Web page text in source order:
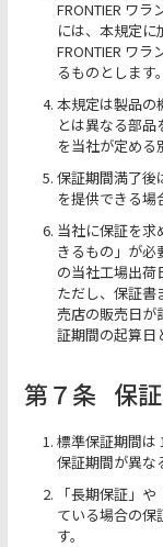
FRONTIER ワ
には、本規定に
FRONTIER ワ
るものとします。
本規定は製品の
とは異なる部
を当社が定める
保証期間満了後
を提供できる場
当社に保証を求
きるもの」が必
の当社工場出荷
ただし、保証書
売店の販売日が
証期間の起算日
第７条 保
標準保証期間は
保証期間が異な
「長期保証」
ている場合の保
す。